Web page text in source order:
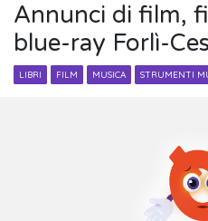
Forlì-Cesena
Annunci di film,
blue-ray Forlì-
LIBRI FILM MUSICA STRUMENTI